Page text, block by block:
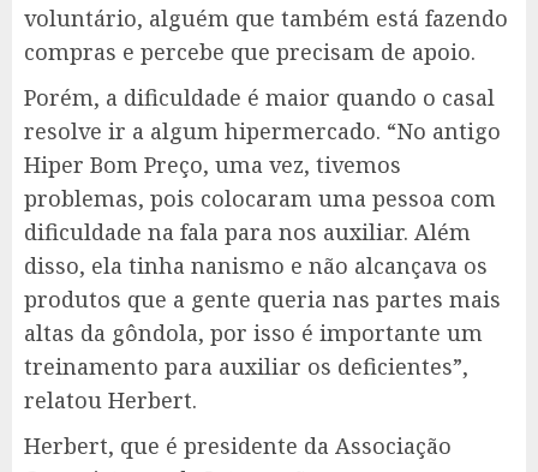
voluntário, alguém que também está fazendo
compras e percebe que precisam de apoio.
Porém, a dificuldade é maior quando o casal
resolve ir a algum hipermercado. “No antigo
Hiper Bom Preço, uma vez, tivemos
problemas, pois colocaram uma pessoa com
dificuldade na fala para nos auxiliar. Além
disso, ela tinha nanismo e não alcançava os
produtos que a gente queria nas partes mais
altas da gôndola, por isso é importante um
treinamento para auxiliar os deficientes”,
relatou Herbert.
Herbert, que é presidente da Associação